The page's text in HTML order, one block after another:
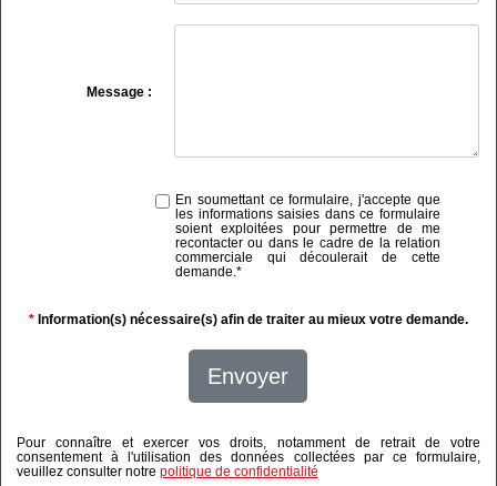
Message :
En soumettant ce formulaire, j'accepte que
les informations saisies dans ce formulaire
soient exploitées pour permettre de me
recontacter ou dans le cadre de la relation
commerciale qui découlerait de cette
demande.*
* Information(s) nécessaire(s) afin de traiter au mieux votre demande.
Envoyer
Pour connaître et exercer vos droits, notamment de retrait de votre
consentement à l'utilisation des données collectées par ce formulaire,
veuillez consulter notre politique de confidentialité